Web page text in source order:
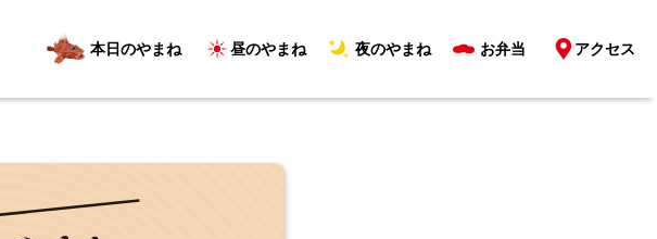
本日のやまね 昼のやまね 夜のやまね お弁当 アクセス